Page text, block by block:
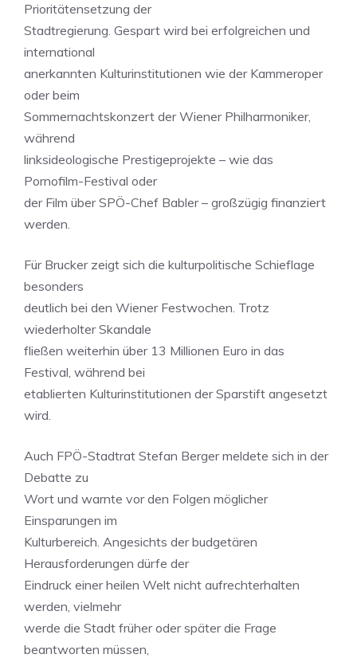
Prioritätensetzung der
Stadtregierung. Gespart wird bei erfolgreichen und
international
anerkannten Kulturinstitutionen wie der Kammeroper
oder beim
Sommernachtskonzert der Wiener Philharmoniker,
während
linksideologische Prestigeprojekte – wie das
Pornofilm-Festival oder
der Film über SPÖ-Chef Babler – großzügig finanziert
werden.
Für Brucker zeigt sich die kulturpolitische Schieflage
besonders
deutlich bei den Wiener Festwochen. Trotz
wiederholter Skandale
fließen weiterhin über 13 Millionen Euro in das
Festival, während bei
etablierten Kulturinstitutionen der Sparstift angesetzt
wird.
Auch FPÖ-Stadtrat Stefan Berger meldete sich in der
Debatte zu
Wort und warnte vor den Folgen möglicher
Einsparungen im
Kulturbereich. Angesichts der budgetären
Herausforderungen dürfe der
Eindruck einer heilen Welt nicht aufrechterhalten
werden, vielmehr
werde die Stadt früher oder später die Frage
beantworten müssen,